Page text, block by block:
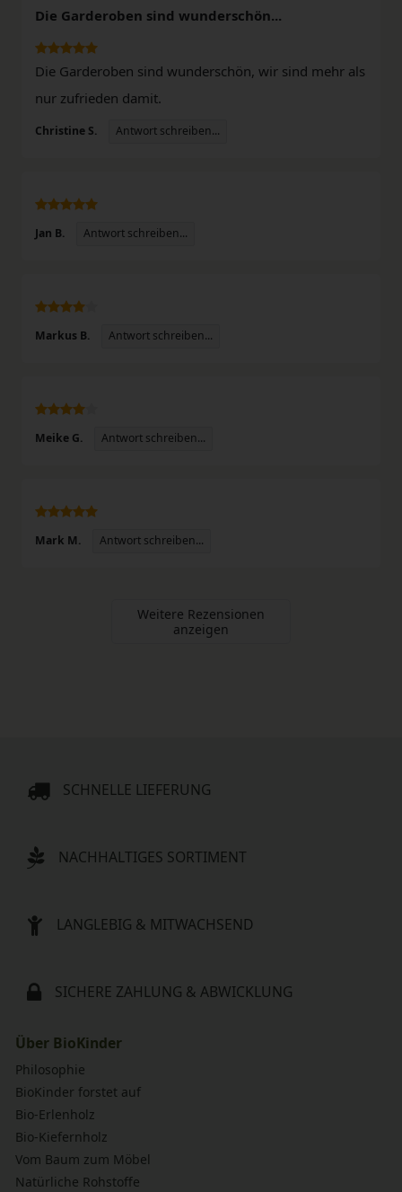
Die Garderoben sind wunderschön...
Die Garderoben sind wunderschön, wir sind mehr als
nur zufrieden damit.
Christine S. Antwort schreiben...
Jan B. Antwort schreiben...
Markus B. Antwort schreiben...
Meike G. Antwort schreiben...
Mark M. Antwort schreiben...
Weitere Rezensionen
anzeigen
SCHNELLE LIEFERUNG
NACHHALTIGES SORTIMENT
LANGLEBIG & MITWACHSEND
SICHERE ZAHLUNG & ABWICKLUNG
Über BioKinder
Philosophie
BioKinder forstet auf
Bio-Erlenholz
Bio-Kiefernholz
Vom Baum zum Möbel
Natürliche Rohstoffe